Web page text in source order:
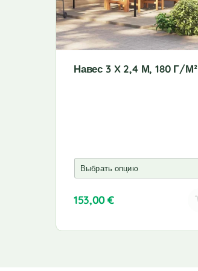
Навес 3 X 2,4 М, 180 Г/м²
153,00€
l